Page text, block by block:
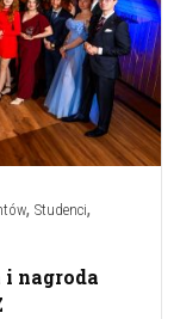
, Studenci,
nagroda